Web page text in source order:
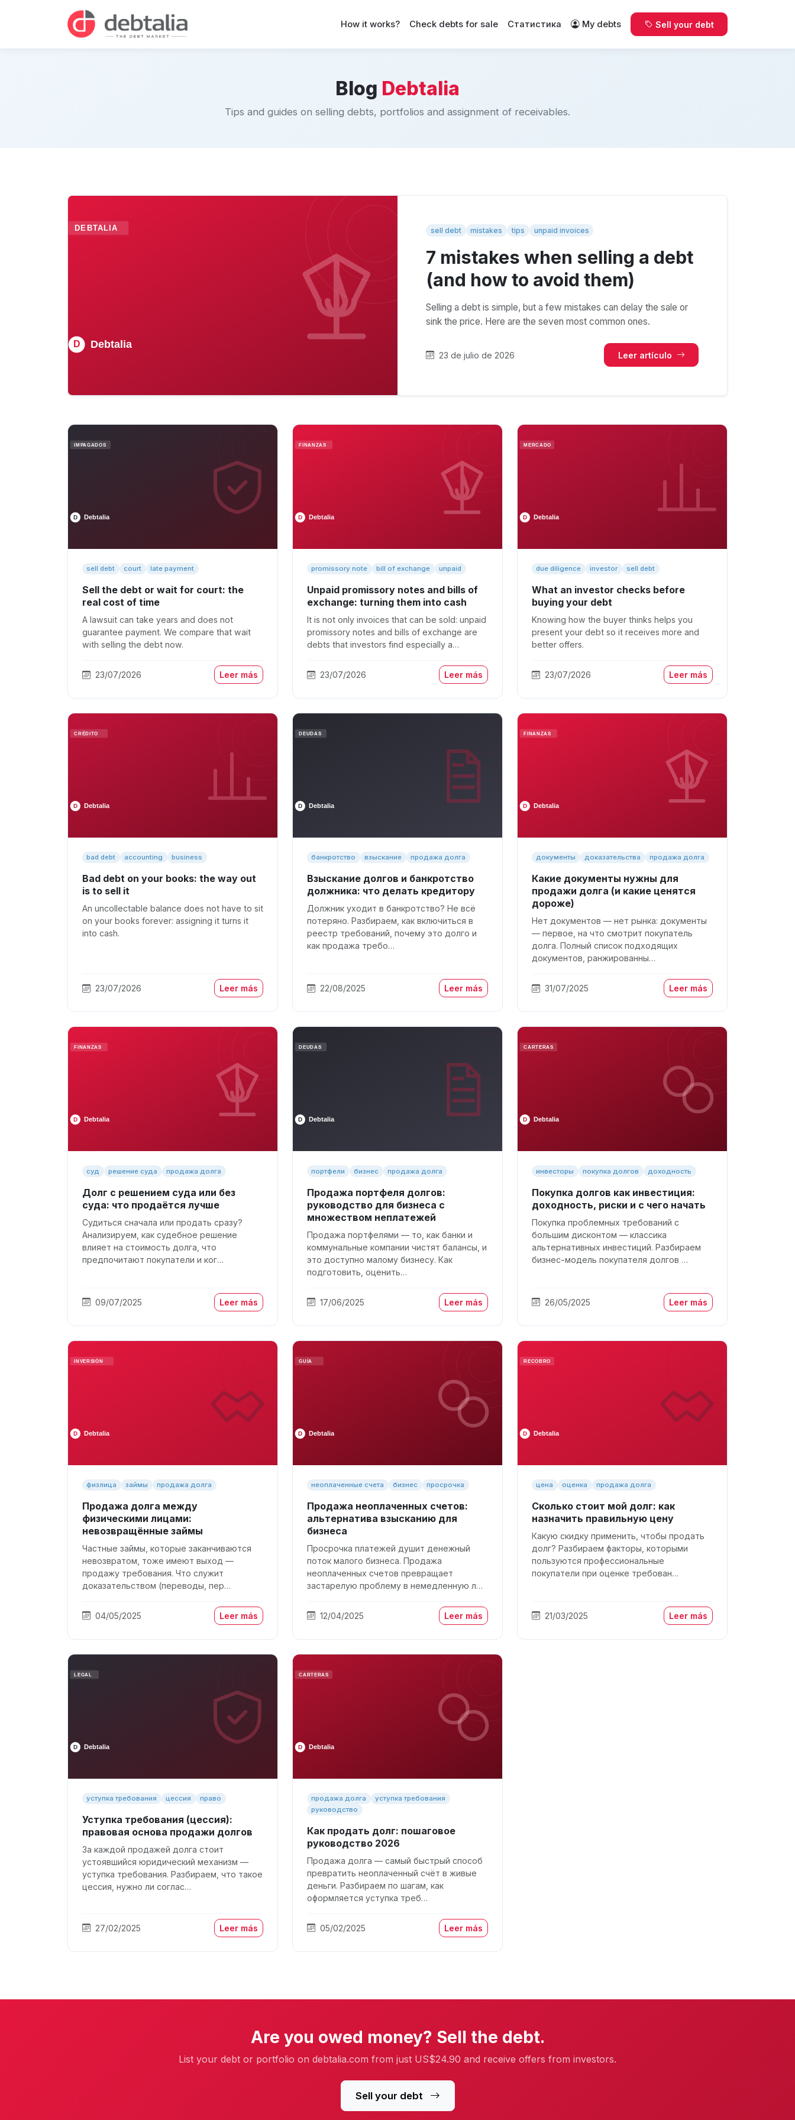
How it works? Check debts for sale Статистика My debts Sell your debt
Blog Debtalia
Tips and guides on selling debts, portfolios and assignment of receivables.
sell debt mistakes tips unpaid invoices
7 mistakes when selling a debt
(and how to avoid them)
Selling a debt is simple, but a few mistakes can delay the sale or
sink the price. Here are the seven most common ones.
23 de julio de 2026 Leer artículo
sell debt court late payment
Sell the debt or wait for court: the
real cost of time
A lawsuit can take years and does not
guarantee payment. We compare that wait
with selling the debt now.
23/07/2026 Leer más
promissory note bill of exchange unpaid
Unpaid promissory notes and bills of
exchange: turning them into cash
It is not only invoices that can be sold: unpaid
promissory notes and bills of exchange are
debts that investors find especially a…
23/07/2026 Leer más
due diligence investor sell debt
What an investor checks before
buying your debt
Knowing how the buyer thinks helps you
present your debt so it receives more and
better offers.
23/07/2026 Leer más
bad debt accounting business
Bad debt on your books: the way out
is to sell it
An uncollectable balance does not have to sit
on your books forever: assigning it turns it
into cash.
23/07/2026 Leer más
банкротство взыскание продажа долга
Взыскание долгов и банкротство
должника: что делать кредитору
Должник уходит в банкротство? Не всё
потеряно. Разбираем, как включиться в
реестр требований, почему это долго и
как продажа требо…
22/08/2025 Leer más
документы доказательства продажа долга
Какие документы нужны для
продажи долга (и какие ценятся
дороже)
Нет документов — нет рынка: документы
— первое, на что смотрит покупатель
долга. Полный список подходящих
документов, ранжированны…
31/07/2025 Leer más
суд решение суда продажа долга
Долг с решением суда или без
суда: что продаётся лучше
Судиться сначала или продать сразу?
Анализируем, как судебное решение
влияет на стоимость долга, что
предпочитают покупатели и ког…
09/07/2025 Leer más
портфели бизнес продажа долга
Продажа портфеля долгов:
руководство для бизнеса с
множеством неплатежей
Продажа портфелями — то, как банки и
коммунальные компании чистят балансы, и
это доступно малому бизнесу. Как
подготовить, оценить…
17/06/2025 Leer más
инвесторы покупка долгов доходность
Покупка долгов как инвестиция:
доходность, риски и с чего начать
Покупка проблемных требований с
большим дисконтом — классика
альтернативных инвестиций. Разбираем
бизнес-модель покупателя долгов …
26/05/2025 Leer más
физлица займы продажа долга
Продажа долга между
физическими лицами:
невозвращённые займы
Частные займы, которые заканчиваются
невозвратом, тоже имеют выход —
продажу требования. Что служит
доказательством (переводы, пер…
04/05/2025 Leer más
неоплаченные счета бизнес просрочка
Продажа неоплаченных счетов:
альтернатива взысканию для
бизнеса
Просрочка платежей душит денежный
поток малого бизнеса. Продажа
неоплаченных счетов превращает
застарелую проблему в немедленную л…
12/04/2025 Leer más
цена оценка продажа долга
Сколько стоит мой долг: как
назначить правильную цену
Какую скидку применить, чтобы продать
долг? Разбираем факторы, которыми
пользуются профессиональные
покупатели при оценке требован…
21/03/2025 Leer más
уступка требования цессия право
Уступка требования (цессия):
правовая основа продажи долгов
За каждой продажей долга стоит
устоявшийся юридический механизм —
уступка требования. Разбираем, что такое
цессия, нужно ли соглас…
27/02/2025 Leer más
продажа долга
уступка требования
руководство
Как продать долг: пошаговое
руководство 2026
Продажа долга — самый быстрый способ
превратить неоплаченный счёт в живые
деньги. Разбираем по шагам, как
оформляется уступка треб…
05/02/2025 Leer más
Are you owed money? Sell the debt.
List your debt or portfolio on debtalia.com from just US$24.90 and receive offers from investors.
Sell your debt